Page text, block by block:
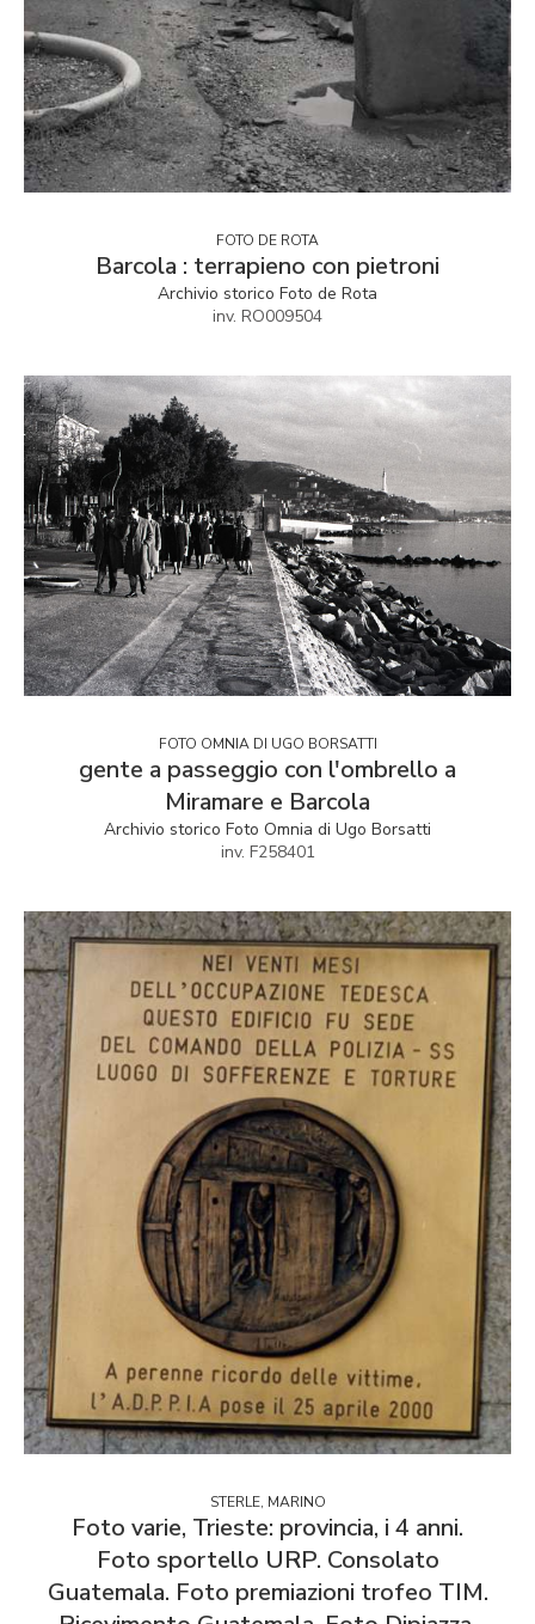
FOTO DE ROTA
Barcola : terrapieno con pietroni
Archivio storico Foto de Rota
inv. RO009504
FOTO OMNIA DI UGO BORSATTI
gente a passeggio con l'ombrello a
Miramare e Barcola
Archivio storico Foto Omnia di Ugo Borsatti
inv. F258401
STERLE, MARINO
Foto varie, Trieste: provincia, i 4 anni.
Foto sportello URP. Consolato
Guatemala. Foto premiazioni trofeo TIM.